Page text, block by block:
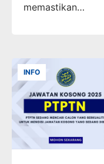
memastikan…
INFO